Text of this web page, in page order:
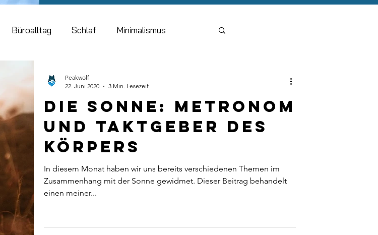
Büroalltag Schlaf Minimalismus
Die Sonne: Metronom
und Taktgeber des
Körpers
In diesem Monat haben wir uns bereits verschiedenen Themen im
Zusammenhang mit der Sonne gewidmet. Dieser Beitrag behandelt
einen meiner...
Peakwolf
22. Juni 2020
3 Min. Lesezeit